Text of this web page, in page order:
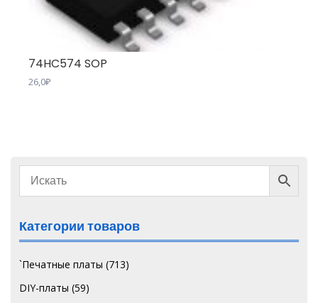
74HC574 SOP
26,0₽
Категории товаров
`Печатные платы (713)
DIY-платы (59)